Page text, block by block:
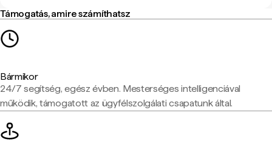
Támogatás, amire számíthatsz
Bármikor
24/7 segítség, egész évben. Mesterséges intelligenciával
működik, támogatott az ügyfélszolgálati csapatunk által.